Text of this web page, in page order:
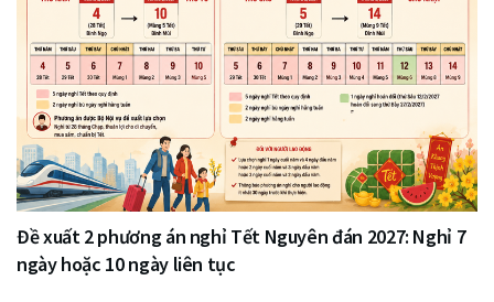
Đề xuất 2 phương án nghỉ Tết Nguyên đán 2027: Nghỉ 7
ngày hoặc 10 ngày liên tục